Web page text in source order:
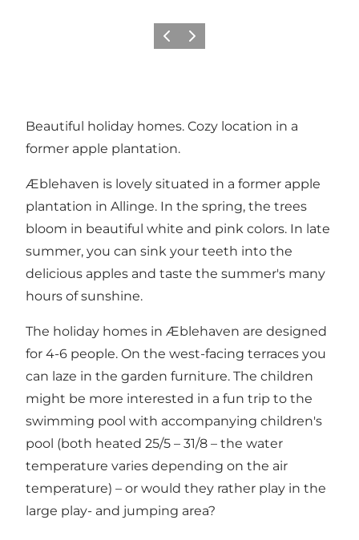
Precedente
Avanti
Beautiful holiday homes. Cozy location in a
former apple plantation.
Æblehaven is lovely situated in a former apple
plantation in Allinge. In the spring, the trees
bloom in beautiful white and pink colors. In late
summer, you can sink your teeth into the
delicious apples and taste the summer's many
hours of sunshine.
The holiday homes in Æblehaven are designed
for 4-6 people. On the west-facing terraces you
can laze in the garden furniture. The children
might be more interested in a fun trip to the
swimming pool with accompanying children's
pool (both heated 25/5 – 31/8 – the water
temperature varies depending on the air
temperature) – or would they rather play in the
large play- and jumping area?